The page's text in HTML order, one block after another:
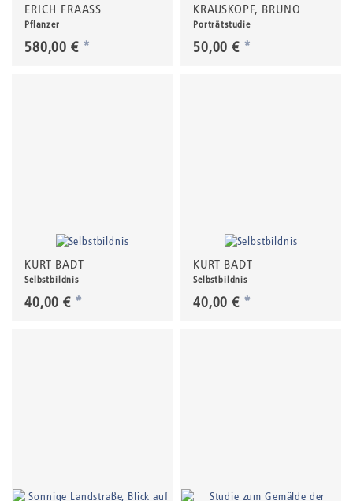
ERICH FRAASS
Pflanzer
580,00 € *
KRAUSKOPF, BRUNO
Porträtstudie
50,00 € *
KURT BADT
Selbstbildnis
40,00 € *
KURT BADT
Selbstbildnis
40,00 € *